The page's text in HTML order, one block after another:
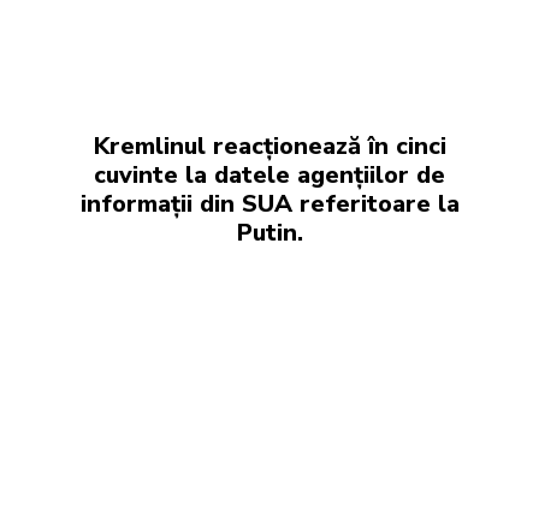
Kremlinul reacționează în cinci
cuvinte la datele agențiilor de
informații din SUA referitoare la
Putin.